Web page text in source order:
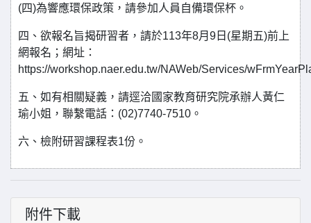
(四)為響應環保政策，請參加人員自備環保杯。
四、欲報名旨揭研習者，請於113年8月9日(星期五)前上
網報名；網址：
https://workshop.naer.edu.tw/NAWeb/Services/
五、如有相關疑義，請逕洽國家教育研究院承辦人黃仁
瑜小姐，聯繫電話：(02)7740-7510。
六、檢附研習課程表1份。
附件下載